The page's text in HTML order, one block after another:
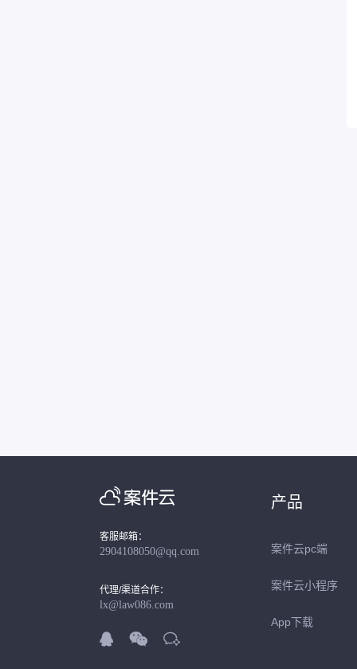
客服邮箱：
2904108050@qq.com
代理/渠道合作：
lx@law086.com
  
产品
案件云pc端
案件云小程序
App下载